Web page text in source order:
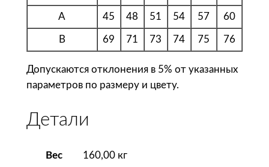
к
у
ж
с
а
A 45 48 51 54 57 60
B 69 71 73 74 75 76
Допускаются отклонения в 5% от указанных
параметров по размеру и цвету.
Детали
Вес 160,00 кг